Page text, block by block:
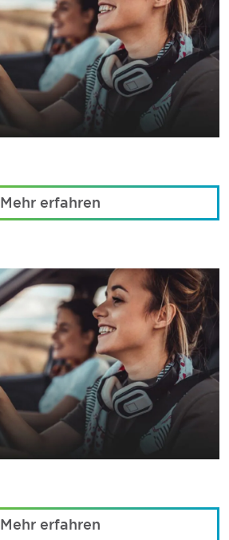
Mehr erfahren
Mehr erfahren